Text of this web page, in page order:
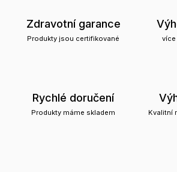
Zdravotní garance
Produkty jsou certifikované více
Rychlé doručení
Produkty máme skladem
Kvalitní